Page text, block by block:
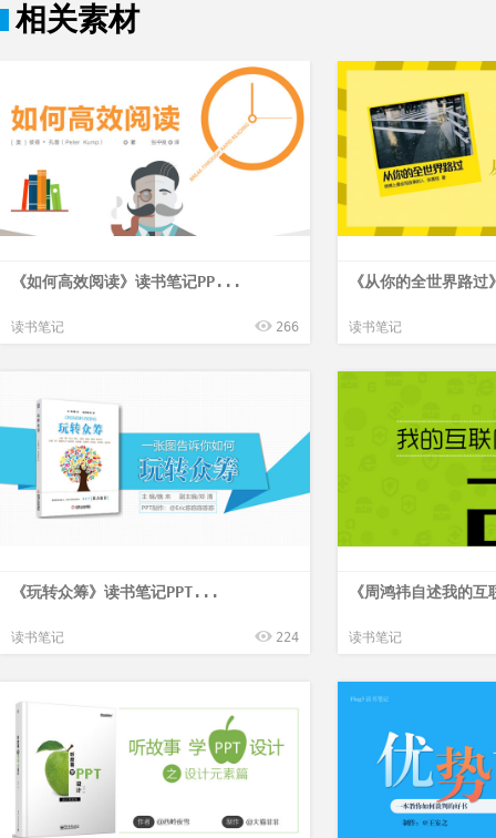
相关素材
《如何高效阅读》读书笔记PP...
读书笔记 266
《从你的全世界路
读书笔记
《玩转众筹》读书笔记PPT...
读书笔记 224
《周鸿祎自述我的
读书笔记